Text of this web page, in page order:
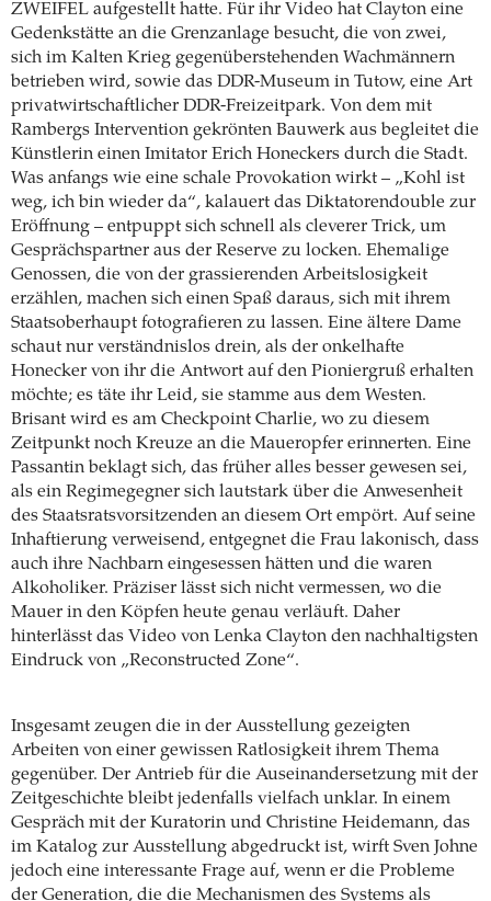
ZWEIFEL aufgestellt hatte. Für ihr Video hat Clayton eine
Gedenkstätte an die Grenzanlage besucht, die von zwei,
sich im Kalten Krieg gegenüberstehenden Wachmännern
betrieben wird, sowie das DDR-Museum in Tutow, eine Art
privatwirtschaftlicher DDR-Freizeitpark. Von dem mit
Rambergs Intervention gekrönten Bauwerk aus begleitet die
Künstlerin einen Imitator Erich Honeckers durch die Stadt.
Was anfangs wie eine schale Provokation wirkt – „Kohl ist
weg, ich bin wieder da“, kalauert das Diktatorendouble zur
Eröffnung – entpuppt sich schnell als cleverer Trick, um
Gesprächspartner aus der Reserve zu locken. Ehemalige
Genossen, die von der grassierenden Arbeitslosigkeit
erzählen, machen sich einen Spaß daraus, sich mit ihrem
Staatsoberhaupt fotografieren zu lassen. Eine ältere Dame
schaut nur verständnislos drein, als der onkelhafte
Honecker von ihr die Antwort auf den Pioniergruß erhalten
möchte; es täte ihr Leid, sie stamme aus dem Westen.
Brisant wird es am Checkpoint Charlie, wo zu diesem
Zeitpunkt noch Kreuze an die Maueropfer erinnerten. Eine
Passantin beklagt sich, das früher alles besser gewesen sei,
als ein Regimegegner sich lautstark über die Anwesenheit
des Staatsratsvorsitzenden an diesem Ort empört. Auf seine
Inhaftierung verweisend, entgegnet die Frau lakonisch, dass
auch ihre Nachbarn eingesessen hätten und die waren
Alkoholiker. Präziser lässt sich nicht vermessen, wo die
Mauer in den Köpfen heute genau verläuft. Daher
hinterlässt das Video von Lenka Clayton den nachhaltigsten
Eindruck von „Reconstructed Zone“.
Insgesamt zeugen die in der Ausstellung gezeigten
Arbeiten von einer gewissen Ratlosigkeit ihrem Thema
gegenüber. Der Antrieb für die Auseinandersetzung mit der
Zeitgeschichte bleibt jedenfalls vielfach unklar. In einem
Gespräch mit der Kuratorin und Christine Heidemann, das
im Katalog zur Ausstellung abgedruckt ist, wirft Sven Johne
jedoch eine interessante Frage auf, wenn er die Probleme
der Generation, die die Mechanismen des Systems als